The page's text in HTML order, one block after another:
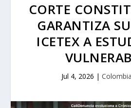
CORTE
GARANTIZA
ICETEX A
Jul 4, 2026 | Colombia